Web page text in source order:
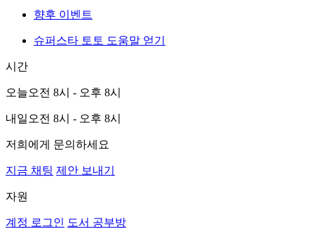
향후 이벤트
슈퍼스타 토토 도움말 얻기
시간
오늘오전 8시 - 오후 8시
내일 오전 8시 - 오후 8시
저희에게 문의하세요
지금 채팅 제안 보내기
자원
계정 로그인 도서 공부방